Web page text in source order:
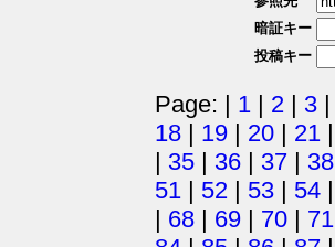
暗証キー
投稿キー
Page: | 1 | 2 | 3 |
18 | 19 | 20 | 21 |
| 35 | 36 | 37 | 38
51 | 52 | 53 | 54 |
| 68 | 69 | 70 | 71